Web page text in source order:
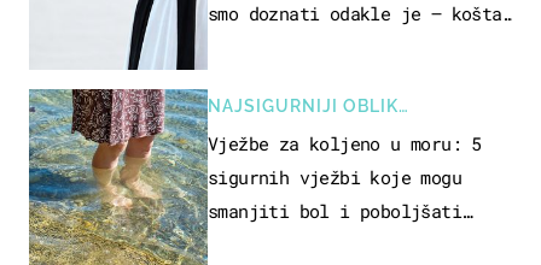
smo doznati odakle je – košta
NAJSIGURNIJI OBLIK
REKREACIJE
Vježbe za koljeno u moru: 5
sigurnih vježbi koje mogu
smanjiti bol i poboljšati